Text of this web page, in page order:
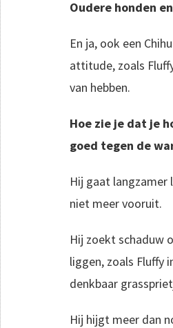
Oudere honden
En ja, ook een
attitude, zoals
van hebben.
Hoe zie je dat je
goed tegen de
Hij gaat langzamer
niet meer vooruit.
Hij zoekt schaduw
liggen, zoals Fluffy
denkbaar
Hij hijgt meer dan